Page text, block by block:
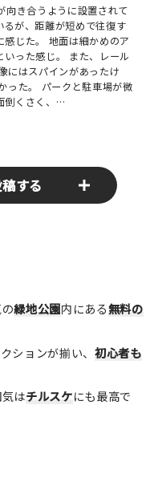
き合うように設置されて
るが、距離が短めで往復す
じた。 地面は細かめのア
った感じ。 また、レール
にはスパインがあったけ
った。 パークと駐車場が微
倒くさく、…
する
お寄せください！みんな
緑地公園内にある無料の
ションが揃い、 初心者も
はチルスケにも最高で